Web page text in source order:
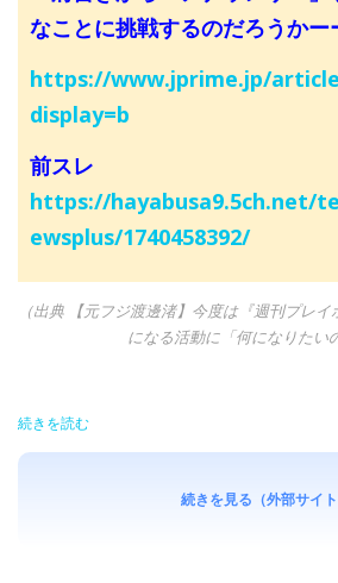
なことに挑戦するのだろうかー
https://www.jprime.jp/
display=b
前スレ
https://hayabusa9.5ch.net/
ewsplus/1740458392/
（出典 【元フジ渡邊渚】今度は『週刊プレ
になる活動に「何になりた
続きを読む
続きを見る（外部サイト